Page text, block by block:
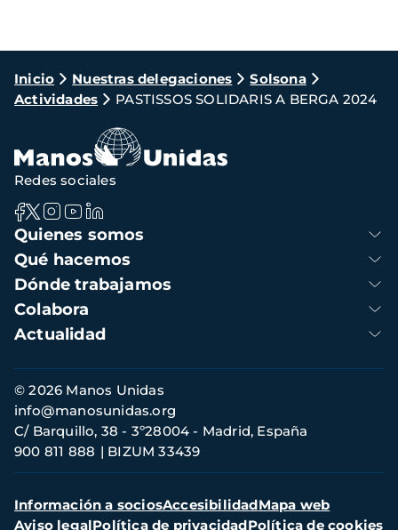
Ruta
de
navegación
Inicio Nuestras delegaciones
Solsona
Actividades
PASTISSOS SOLIDARIS A BERGA 2024
Navegación
principal
Quienes somos
Qué hacemos
Dónde trabajamos
Colabora
Actualidad
Redes sociales
Información
de
contacto
© 2026 Manos Unidas
C/ Barquillo, 38 - 3º28004 - Madrid, España
900 811 888
BIZUM 33439
info@manosunidas.org
Menú
secundario
Información a sociosAccesibilidadMapa web
Aviso legalPolítica de privacidadPolítica de cookies